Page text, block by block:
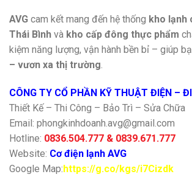
AVG cam kết mang đến hệ thống kho lạnh
Thái Bình và kho cấp đông thực phẩm
kiệm năng lượng, vận hành bền bỉ – giúp
– vươn xa thị trường.
CÔNG TY CỔ PHẦN KỸ THUẬT ĐIỆN –
Thiết Kế – Thi Công – Bảo Trì – Sửa Chữa
Email: phongkinhdoanh.avg@gmail.com
Hotline: 0836.504.777 & 0839.671.777
Website: Cơ điện lạnh AVG
Google Map:https://g.co/kgs/i7Cizdk